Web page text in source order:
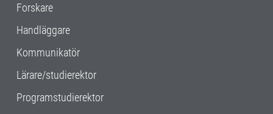
Forskare
Handläggare
Kommunikatör
Lärare/studierektor
Programstudierektor